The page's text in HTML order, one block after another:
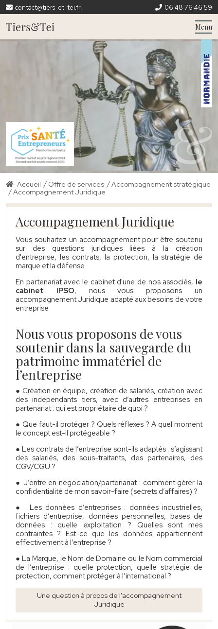
contact@tiers-et-tei.fr 06 48 76 46 59
Menu
Accueil / Offre de services /Accompagnement stratégique
/Accompagnement Juridique
Accompagnement Juridique
Vous souhaitez un accompagnement pour être soutenu
sur des questions juridiques liées à la création
d'entreprise, les contrats, la protection, la stratégie de
marque et la défense.
En partenariat avec le cabinet d'une de nos associés, le
cabinet IPSO, nous vous proposons un
accompagnement Juridique adapté aux besoins de votre
entreprise
Nous vous proposons de vous
soutenir dans la sauvegarde du
patrimoine immatériel de
l’entreprise
● Création en équipe, création de salariés, création avec
des indépendants tiers, avec d’autres entreprises en
partenariat : qui est propriétaire de quoi ?
● Que faut-il protéger ? Quels réflexes ? A quel moment
le concept est-il protégeable ?
● Les contrats de l’entreprise sont-ils adaptés : s’agissant
des salariés, des sous-traitants, des partenaires, des
CGV/CGU ?
● J’entre en négociation/partenariat : comment gérer la
confidentialité de mon savoir-faire (secrets d’affaires) ?
● Les données d’entreprises : données industrielles,
fichiers d’entreprise, données personnelles, bases de
données : quelle exploitation ? Quelles sont mes
contraintes ? Est-ce que les données appartiennent
effectivement à l’entreprise ?
● La Marque, le Nom de Domaine ou le Nom commercial
de l’entreprise : quelle protection, quelle stratégie de
protection, comment protéger à l’international ?
Une question à propos de l'accompagnement
Juridique